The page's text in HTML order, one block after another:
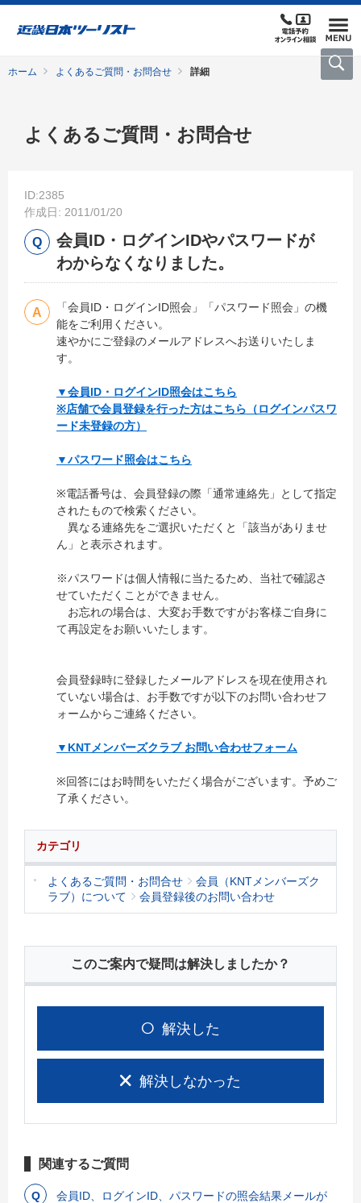
ホーム よくあるご質問・お問合せ 詳細
よくあるご質問・お問合せ
ID:2385
作成日: 2011/01/20
会員ID・ログインIDやパスワードが
わからなくなりました。
「会員ID・ログインID照会」「パスワード照会」の機
能をご利用ください。
速やかにご登録のメールアドレスへお送りいたしま
す。
▼会員ID・ログインID照会はこちら
※店舗で会員登録を行った方はこちら（ログインパスワ
ード未登録の方）
▼パスワード照会はこちら
※電話番号は、会員登録の際「通常連絡先」として指定
されたもので検索ください。
異なる連絡先をご選択いただくと「該当がありませ
ん」と表示されます。
※パスワードは個人情報に当たるため、当社で確認さ
せていただくことができません。
お忘れの場合は、大変お手数ですがお客様ご自身に
て再設定をお願いいたします。
会員登録時に登録したメールアドレスを現在使用され
ていない場合は、お手数ですが以下のお問い合わせフ
ォームからご連絡ください。
▼KNTメンバーズクラブ お問い合わせフォーム
※回答にはお時間をいただく場合がございます。予めご
了承ください。
カテゴリ
よくあるご質問・お問合せ
会員（KNTメンバーズク
ラブ）について
会員登録後のお問い合わせ
このご案内で疑問は解決しましたか？
解決した
解決しなかった
関連するご質問
会員ID、ログインID、パスワードの照会結果メールが